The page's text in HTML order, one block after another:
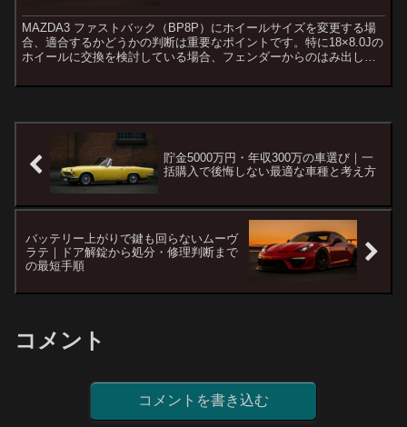
MAZDA3 ファストバック（BP8P）にホイールサイズを変更する場
合、適合するかどうかの判断は重要なポイントです。特に18×8.0Jの
ホイールに交換を検討している場合、フェンダーからのはみ出し、
貯金5000万円・年収300万の車選び｜一
括購入で後悔しない最適な車種と考え方
バッテリー上がりで鍵も回らないムーヴ
ラテ｜ドア解錠から処分・修理判断まで
の最短手順
コメント
コメントを書き込む